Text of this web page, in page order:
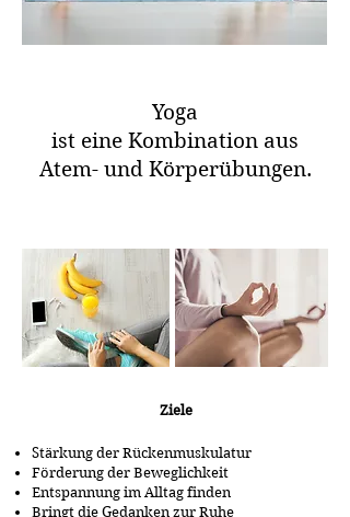
Yoga
ist eine Kombination aus
Atem- und Körperübungen.
Ziele
Stärkung der Rückenmuskulatur
Förderung der Beweglichkeit
Entspannung im Alltag finden
Bringt die Gedanken zur Ruhe